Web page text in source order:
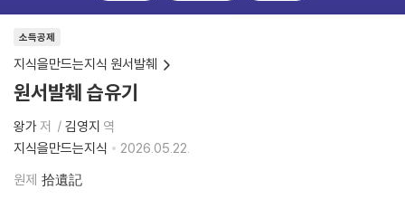
소득공제
지식을만드는지식 원서발췌
원서발췌 습유기
왕가저 김영지 역
지식을만드는지식
2026.05.22.
원제 拾遺記